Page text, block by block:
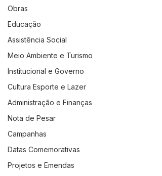
Obras
Educação
Assistência Social
Meio Ambiente e Turismo
Institucional e Governo
Cultura Esporte e Lazer
Administração e Finanças
Nota de Pesar
Campanhas
Datas Comemorativas
Projetos e Emendas